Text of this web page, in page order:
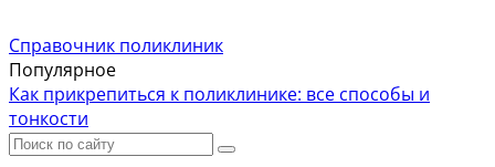
Справочник поликлиник
Популярное
Как прикрепиться к поликлинике: все способы и
тонкости